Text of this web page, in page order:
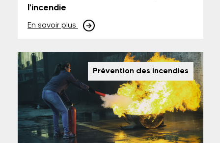
l'incendie
En savoir plus
Prévention des incendies